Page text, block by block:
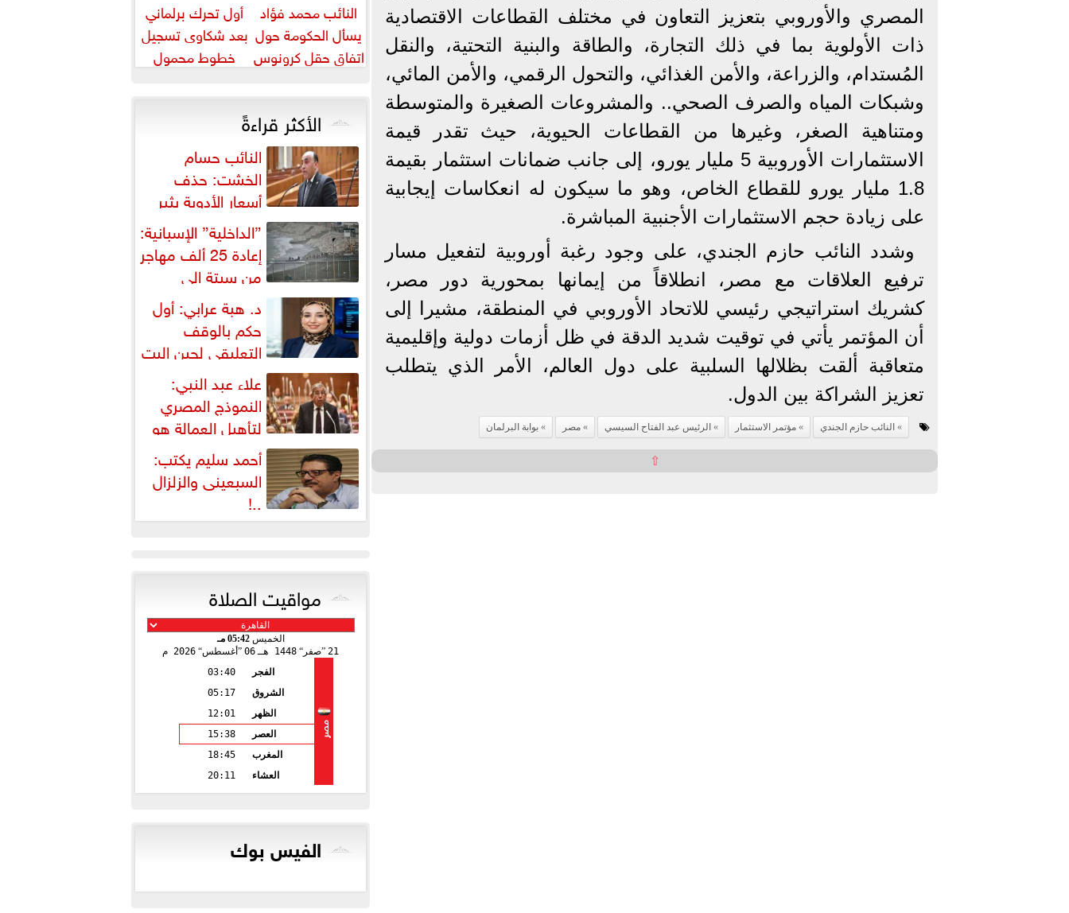
المصري والأوروبي بتعزيز التعاون في مختلف القطاعات الاقتصادية
ذات الأولوية بما في ذلك التجارة، والطاقة والبنية التحتية، والنقل
المُستدام، والزراعة، والأمن الغذائي، والتحول الرقمي، والأمن المائي،
وشبكات المياه والصرف الصحي.. والمشروعات الصغيرة والمتوسطة
ومتناهية الصغر، وغيرها من القطاعات الحيوية، حيث تقدر قيمة
الاستثمارات الأوروبية 5 مليار يورو، إلى جانب ضمانات استثمار بقيمة
1.8 مليار يورو للقطاع الخاص، وهو ما سيكون له انعكاسات إيجابية
على زيادة حجم الاستثمارات الأجنبية المباشرة.
وشدد النائب حازم الجندي، على وجود رغبة أوروبية لتفعيل مسار
ترفيع العلاقات مع مصر، انطلاقاً من إيمانها بمحورية دور مصر،
كشريك استراتيجي رئيسي للاتحاد الأوروبي في المنطقة، مشيرا إلى
أن المؤتمر يأتي في توقيت شديد الدقة في ظل أزمات دولية وإقليمية
متعاقبة ألقت بظلالها السلبية على دول العالم، الأمر الذي يتطلب
تعزيز الشراكة بين الدول.
النائب حازم الجندي مؤتمر الاستثمار الرئيس عبد الفتاح السيسي مصر بوابة البرلمان
⇧
النائب محمد فؤاد
يسأل الحكومة حول
اتفاق حقل كرونوس
أول تحرك برلماني
بعد شكاوى تسجيل
خطوط محمول
دون علمهم
الأكثر قراءةً
النائب حسام
الخشت: حذف
أسعار الأدوية يثير
إشكالية دستورية ويهدد حق
المواطن...
”الداخلية” الإسبانية:
إعادة 25 ألف مهاجر
من سبتة إلى
المغرب... وارتفاع حصيلة...
د. هبة عرابي: أول
حكم بالوقف
التعليقي لحين البت
في الطعن على... علاء عبد النبي:
النموذج المصري
لتأهيل العمالة هو
البديل العملي والأمثل لأزمات...
أحمد سليم يكتب:
السبعينى والزلزال
..!
مواقيت الصلاة
الخميس05:42 مـ
21 صفر 1448 هـ 06 أغسطس 2026 م
مصر
الفجر
03:40
الشروق
05:17
الظهر
12:01
العصر
15:38
المغرب
18:45
العشاء
20:11
الفيس بوك